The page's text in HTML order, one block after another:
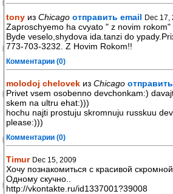
tony из Chicago отправить email Dec 17,
Zaproschyemo ha cvyato " z novim rokom"
Byde veselo,shydova ida.tanzi do
773-703-3232. Z Hovim Rokom!!
Комментарии (0)
molodoj chelovek из Chicago
Privet vsem osobenno devchonkam:)
skem na ultru ehat:)))
hochu najti prostuju skromnuju russkuu
please:)))
Комментарии (0)
Timur Dec 15, 2009
Хочу познакомиться с красивой
Одному скучно..
http://vkontakte.ru/id1337001?39008